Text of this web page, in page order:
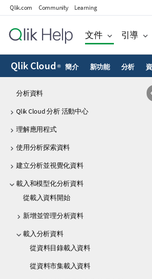
Qlik.com Community Learning
文件 引導
Qlik Cloud ® 簡介 新功能 分析
分析資料
Qlik Cloud 分析 活動中心
理解應用程式
使用分析探索資料
建立分析並視覺化資料
載入和模型化分析資料
從載入資料開始
新增並管理分析資料
載入分析資料
從資料目錄載入資料
從資料市集載入資料